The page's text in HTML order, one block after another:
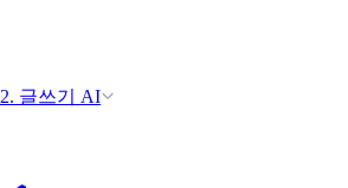
2. 글쓰기 AI